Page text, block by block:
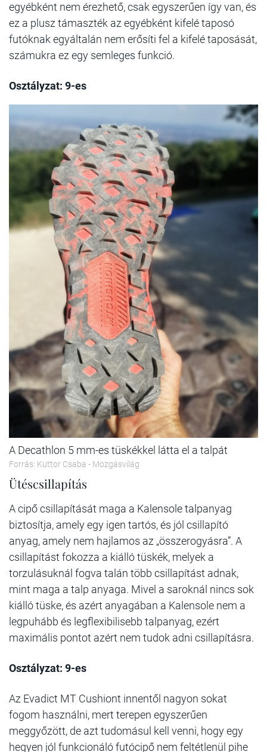
egyébként nem érezhető, csak egyszerűen így van, és
ez a plusz támaszték az egyébként kifelé taposó
futóknak egyáltalán nem erősíti fel a kifelé taposását,
számukra ez egy semleges funkció.
Osztályzat: 9-es
A Decathlon 5 mm-es tüskékkel látta el a talpát
Forrás: Kuttor Csaba - Mozgásvilág
Ütéscsillapítás
A cipő csillapítását maga a Kalensole talpanyag
biztosítja, amely egy igen tartós, és jól csillapító
anyag, amely nem hajlamos az „összerogyásra”. A
csillapítást fokozza a kiálló tüskék, melyek a
torzulásuknál fogva talán több csillapítást adnak,
mint maga a talp anyaga. Mivel a saroknál nincs sok
kiálló tüske, és azért anyagában a Kalensole nem a
legpuhább és legflexibilisebb talpanyag, ezért
maximális pontot azért nem tudok adni csillapításra.
Osztályzat: 9-es
Az Evadict MT Cushiont innentől nagyon sokat
fogom használni, mert terepen egyszerűen
meggyőzött, de azt tudomásul kell venni, hogy egy
hegyen jól funkcionáló futócipő nem feltétlenül pihe